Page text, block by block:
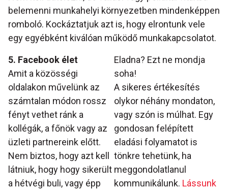
belemenni munkahelyi környezetben mindenképpen
romboló. Kockáztatjuk azt is, hogy elrontunk vele
egy egyébként kiválóan működő munkakapcsolatot.
Eladna? Ezt ne mondja
soha!
A sikeres értékesítés
olykor néhány mondaton,
vagy szón is múlhat. Egy
gondosan felépített
eladási folyamatot is
tönkre tehetünk, ha
meggondolatlanul
kommunikálunk. Lássunk
5. Facebook élet
Amit a közösségi
oldalakon művelünk az
számtalan módon rossz
fényt vethet ránk a
kollégák, a főnök vagy az
üzleti partnereink előtt.
Nem biztos, hogy azt kell
látniuk, hogy hogy sikerült
a hétvégi buli, vagy épp